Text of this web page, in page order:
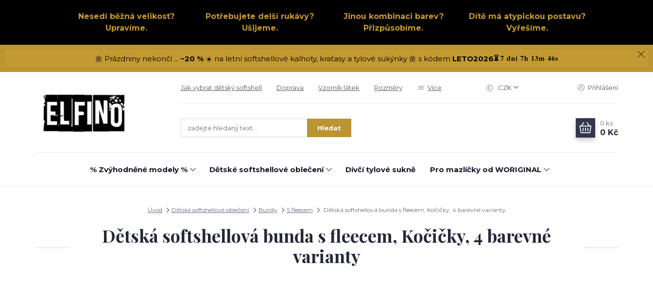
Nesedí běžná velikost?
Upravíme.
Potřebujete delší rukávy?
Ušijeme.
Jinou kombinaci barev?
Přizpůsobíme.
Dítě má atypickou postavu?
Vyřešíme.
🌼 Prázdniny nekončí ... −20 %☀️ na letní softshellové kalhoty, kraťasy a tylové sukýnky 🌼 s kódem LETO2026⏳7 dní 7h 13m 45s
Jak vybrat dětský softshell Doprava Vzorník látek Rozměry Více CZK Přihlášení
Hledat
0 ks
0 Kč
% Zvýhodněné modely % Dětské softshellové oblečení Dívčí tylové sukně Pro mazlíčky od WORIGINAL
Úvod Dětské softshellové oblečení Bundy S fleecem Dětská softshellová bunda s fleecem, Kočičky, 4 barevné varianty
Dětská softshellová bunda s fleecem, Kočičky, 4 barevné
varianty